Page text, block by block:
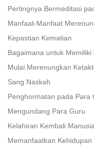
Pertingnya Bermeditasi
Manfaat-Manfaat
Kepastian Kematian
Bagaimana untuk
Mulai Merenungkan
Sang Naskah
Penghormatan pada Para
Mengundang Para Guru
Kelahiran Kembali
Memanfaatkan